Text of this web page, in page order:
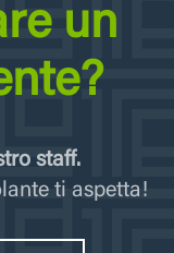
un
staff.
ti aspetta!